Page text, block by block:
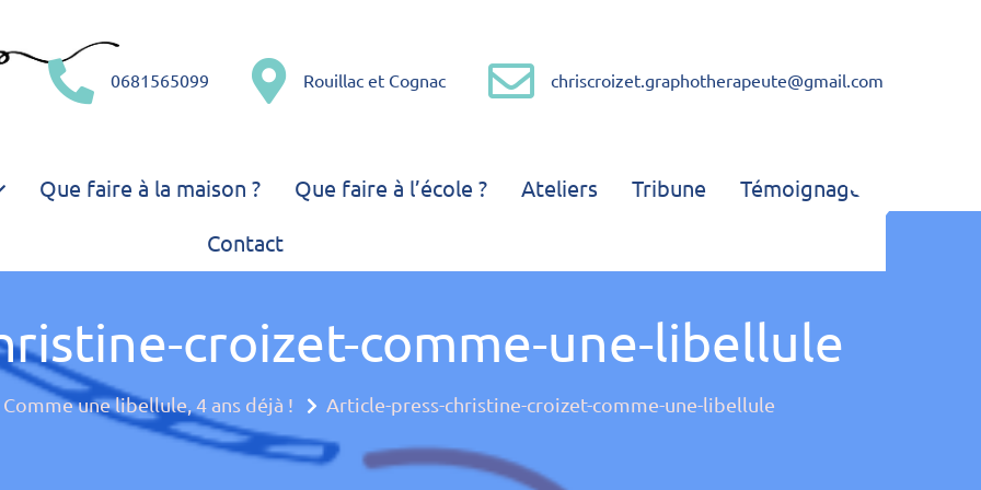
Comme une libellule – Graphothérapeute
0681565099 Rouillac et Cognac chriscroizet.graphotherapeute@gmail.com
Que faire à la maison ? Que faire à l’école ? Ateliers Tribune Témoignages
Contact
croizet-comme-une-libellule
Comme une libellule, 4 ans déjà ! Article-press-christine-croizet-comme-une-libellule